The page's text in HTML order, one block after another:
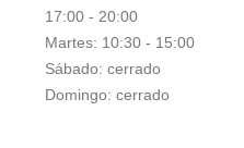
17:00 - 20:00
Martes: 10:30 - 15:00
Sábado: cerrado
Domingo: cerrado